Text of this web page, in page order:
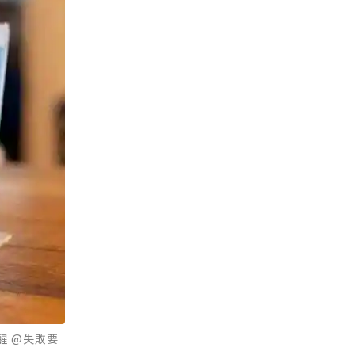
@失敗要